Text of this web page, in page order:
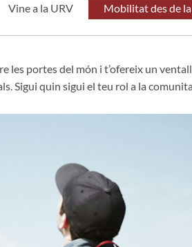
Vine a la URV Mobilitat des de
les portes del món i t’ofereix un
Sigui quin sigui el teu rol a la